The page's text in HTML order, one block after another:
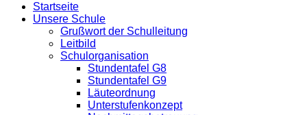
Startseite
Unsere Schule
Grußwort der Schulleitung
Leitbild
Schulorganisation
Stundentafel G8
Stundentafel G9
Läuteordnung
Unterstufenkonzept